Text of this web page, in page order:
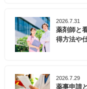
2026.7.31
薬剤師と
得方法や
2026.7.29
薬事申請